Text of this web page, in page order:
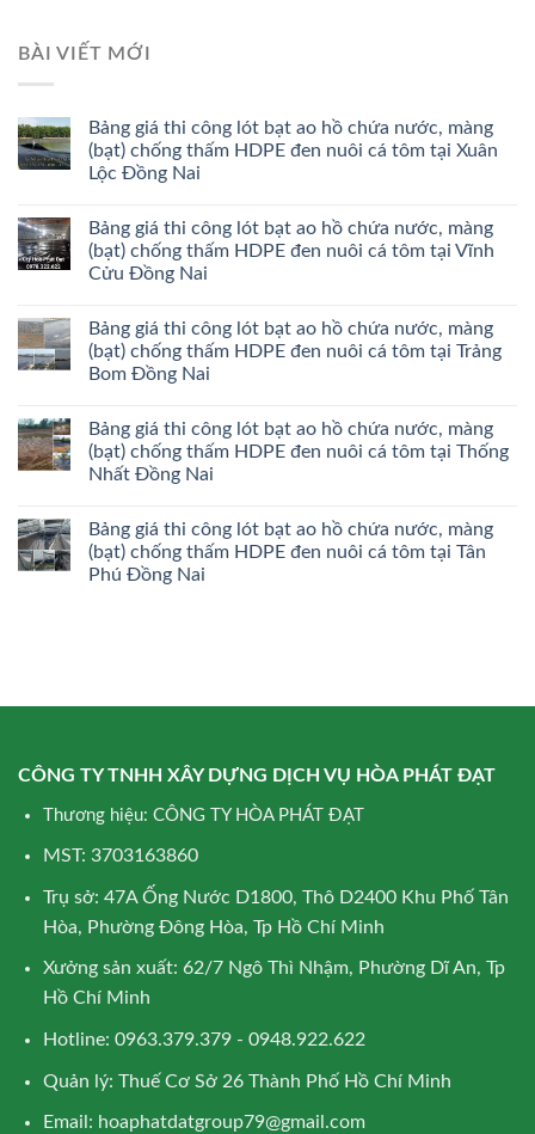
BÀI VIẾT MỚI
Bảng giá thi công lót bạt ao hồ chứa nước, màng
(bạt) chống thấm HDPE đen nuôi cá tôm tại Xuân
Lộc Đồng Nai
Bảng giá thi công lót bạt ao hồ chứa nước, màng
(bạt) chống thấm HDPE đen nuôi cá tôm tại Vĩnh
Cửu Đồng Nai
Bảng giá thi công lót bạt ao hồ chứa nước, màng
(bạt) chống thấm HDPE đen nuôi cá tôm tại Trảng
Bom Đồng Nai
Bảng giá thi công lót bạt ao hồ chứa nước, màng
(bạt) chống thấm HDPE đen nuôi cá tôm tại Thống
Nhất Đồng Nai
Bảng giá thi công lót bạt ao hồ chứa nước, màng
(bạt) chống thấm HDPE đen nuôi cá tôm tại Tân
Phú Đồng Nai
CÔNG TY TNHH XÂY DỰNG DỊCH VỤ HÒA PHÁT ĐẠT
Thương hiệu: CÔNG TY HÒA PHÁT ĐẠT
MST: 3703163860
Trụ sở: 47A Ống Nước D1800, Thô D2400 Khu Phố Tân
Hòa, Phường Đông Hòa, Tp Hồ Chí Minh
Xưởng sản xuất: 62/7 Ngô Thì Nhậm, Phường Dĩ An, Tp
Hồ Chí Minh
Hotline: 0963.379.379 - 0948.922.622
Quản lý: Thuế Cơ Sở 26 Thành Phố Hồ Chí Minh
Email: hoaphatdatgroup79@gmail.com